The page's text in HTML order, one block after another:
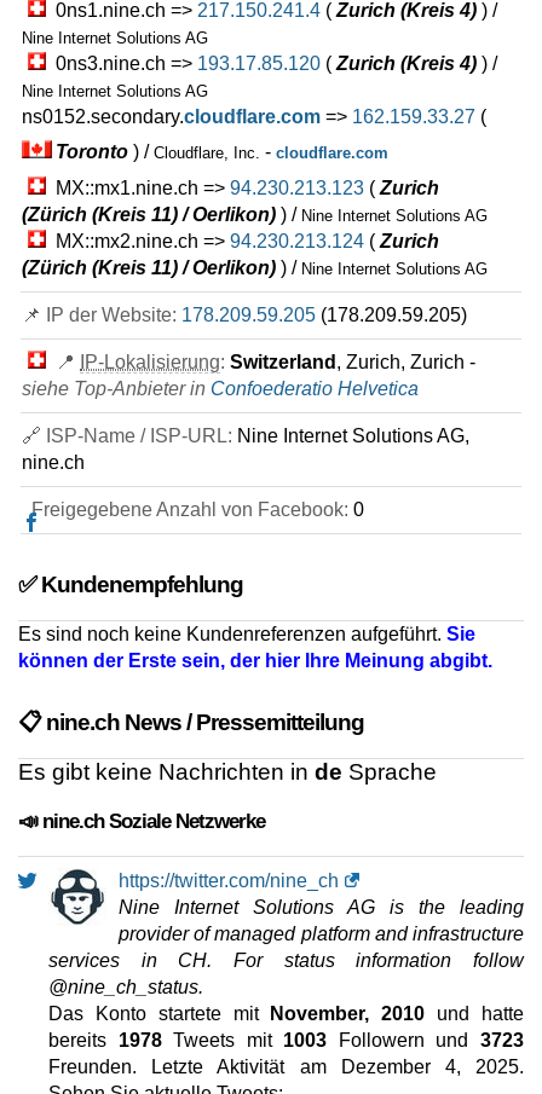
1875 GBSSD
ungemessen
Mai 2026
Managed Dedicated Server GPU
Eigenschaften *
1875 GBSSD NVMe
ungemessen
Mai 2026
64 GB / 0
Managed nV32
auf Anfrage 159 Einrichtungsgebühr
100 GB SSD NVMe
ungemessen
Mai 2026
32 GB / 0
Managed nV64
Eigenschaften*
auf Anfrage 159 Einrichtungsgebühr
ungemessen
64 GB / 0
Managed nV-X
auf Anfrage 159 Einrichtungsgebühr
ungemessen
Managed nV4
Eigenschaften*
CHF169,00/Mo. CHF 159 Einrichtungsgebühr
(CHF 204,00 nach dem erste Amtszeit) ohne 8.1% MwSt
100 GB
SSD NVMe
ungemessen
Mai 2026
4 GB / 0
Managed Dedicated Server
Eigenschaften *
0ns1.nine.ch => 217.150.241.4 ( Zurich (Kreis 4) ) /
Nine Internet Solutions AG
0ns3.nine.ch => 193.17.85.120 ( Zurich (Kreis 4) ) /
Nine Internet Solutions AG
ns0152.secondary.cloudflare.com => 162.159.33.27 (
Toronto ) / Cloudflare, Inc. - cloudflare.com
MX::mx1.nine.ch => 94.230.213.123 ( Zurich
(Zürich (Kreis 11) / Oerlikon) ) / Nine Internet Solutions AG
MX::mx2.nine.ch => 94.230.213.124 ( Zurich
(Zürich (Kreis 11) / Oerlikon) ) / Nine Internet Solutions AG
📌 IP der Website: 178.209.59.205 (178.209.59.205)
📍 IP-Lokalisierung: Switzerland , Zurich, Zurich -
siehe Top-Anbieter in Confoederatio Helvetica
🔗 ISP-Name / ISP-URL: Nine Internet Solutions AG,
nine.ch
Freigegebene Anzahl von Facebook: 0
✅ Kundenempfehlung
Es sind noch keine Kundenreferenzen aufgeführt. Sie
können der Erste sein, der hier Ihre Meinung abgibt.
📋 nine.ch News / Pressemitteilung
Es gibt keine Nachrichten in de Sprache
📣 nine.ch Soziale Netzwerke
https://twitter.com/nine_ch
Nine Internet Solutions AG is the leading
provider of managed platform and infrastructure
services in CH. For status information follow
@nine_ch_status.
Das Konto startete mit
November, 2010 und hatte
bereits 1978Tweets mit 1003 Followern und3723
Freunden. Letzte Aktivität am
Dezember 4, 2025.